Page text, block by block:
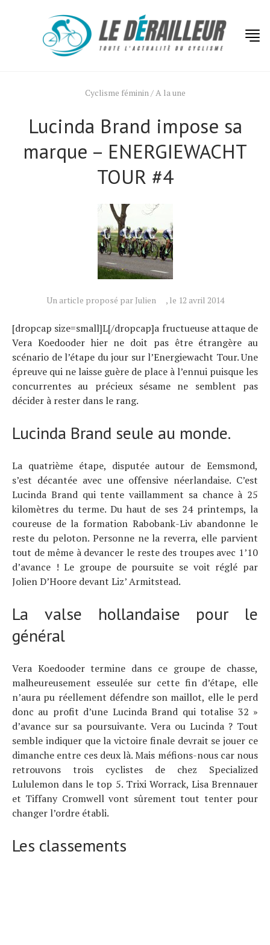
Cyclisme féminin/A la une
Lucinda Brand impose sa
marque – ENERGIEWACHT
TOUR #4
Un article proposé par Julien , le 12 avril 2014
[dropcap size=small]L[/dropcap]a fructueuse attaque de
Vera Koedooder hier ne doit pas être étrangère au
scénario de l’étape du jour sur l’Energiewacht Tour. Une
épreuve qui ne laisse guère de place à l’ennui puisque les
concurrentes au précieux sésame ne semblent pas
décider à rester dans le rang.
Lucinda Brand seule au monde.
La quatrième étape, disputée autour de Eemsmond,
s’est décantée avec une offensive néerlandaise. C’est
Lucinda Brand qui tente vaillamment sa chance à 25
kilomètres du terme. Du haut de ses 24 printemps, la
coureuse de la formation Rabobank-Liv abandonne le
reste du peloton. Personne ne la reverra, elle parvient
tout de même à devancer le reste des troupes avec 1’10
d’avance ! Le groupe de poursuite se voit réglé par
Jolien D’Hoore devant Liz’ Armitstead.
La valse hollandaise pour le
général
Vera Koedooder termine dans ce groupe de chasse,
malheureusement esseulée sur cette fin d’étape, elle
n’aura pu réellement défendre son maillot, elle le perd
donc au profit d’une Lucinda Brand qui totalise 32 »
d’avance sur sa poursuivante. Vera ou Lucinda ? Tout
semble indiquer que la victoire finale devrait se jouer ce
dimanche entre ces deux là. Mais méfions-nous car nous
retrouvons trois cyclistes de chez Specialized
Lululemon dans le top 5. Trixi Worrack, Lisa Brennauer
et Tiffany Cromwell vont sûrement tout tenter pour
changer l’ordre établi.
Les classements
Tests de produits
Conseils
Tendances
Tous nos articles
À propos